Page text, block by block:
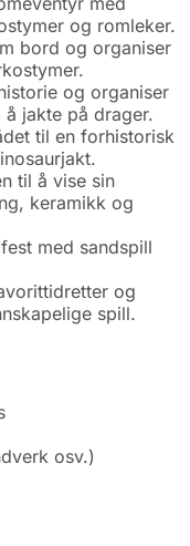
og romleker.
bord og organiser
og organiser
jakte på drager.
til en forhistorisk
til å vise sin
keramikk og
med sandspill
og
spill.
osv.)